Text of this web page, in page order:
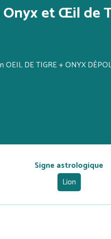
et Œil de
OEIL DE TIGRE + ONYX
Signe astrologique
Lion